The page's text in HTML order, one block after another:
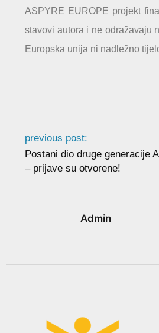
ASPYRE EUROPE projekt
stavovi autora i ne odražavaju
Europska unija ni nadležno
previous post:
Postani dio druge generacije
– prijave su otvorene!
Admin